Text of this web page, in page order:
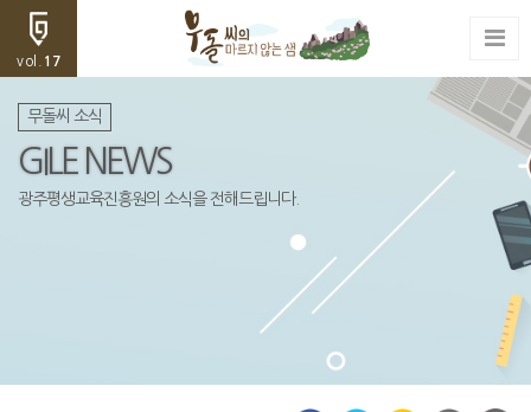
vol. 17
무돌씨 소식
GILE NEWS
광주평생교육진흥원의 소식을 전해드립니다.